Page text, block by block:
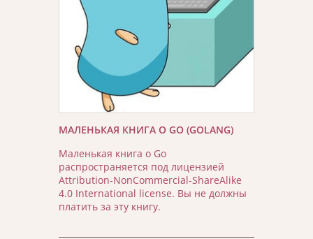
МАЛЕНЬКАЯ КНИГА О GO (GOLANG)
Маленькая книга о Go
распространяется под лицензией
Attribution-NonCommercial-ShareAlike
4.0 International license. Вы не должны
платить за эту книгу.